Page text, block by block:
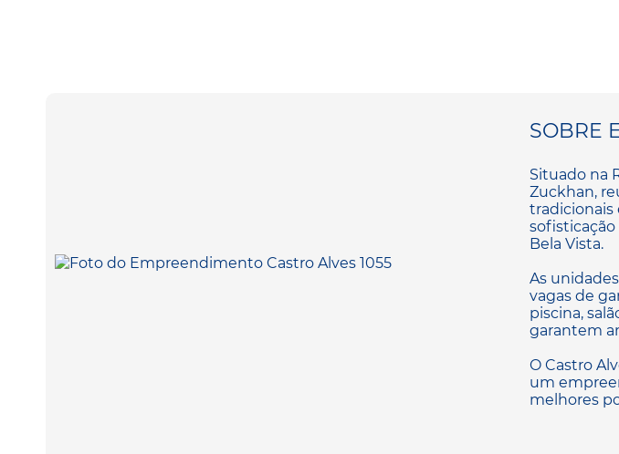
SOBRE
Situado na
Zuckhan,
tradicionais
sofisticação
Bela Vista.
As
vagas de
piscina,
garantem
O Castro
um
melhores